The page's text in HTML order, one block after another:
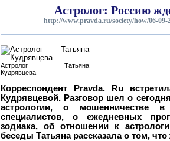
Астролог: Россию
http://www.pravda.ru/society/how/06-09-
Астролог Татьяна
Кудрявцева
Корреспондент Pravda. Ru
Кудрявцевой. Разговор шел о
астрологии, о мошенничестве
специалистов, о ежедневных
зодиака, об отношении к
беседы Татьяна рассказала о том,